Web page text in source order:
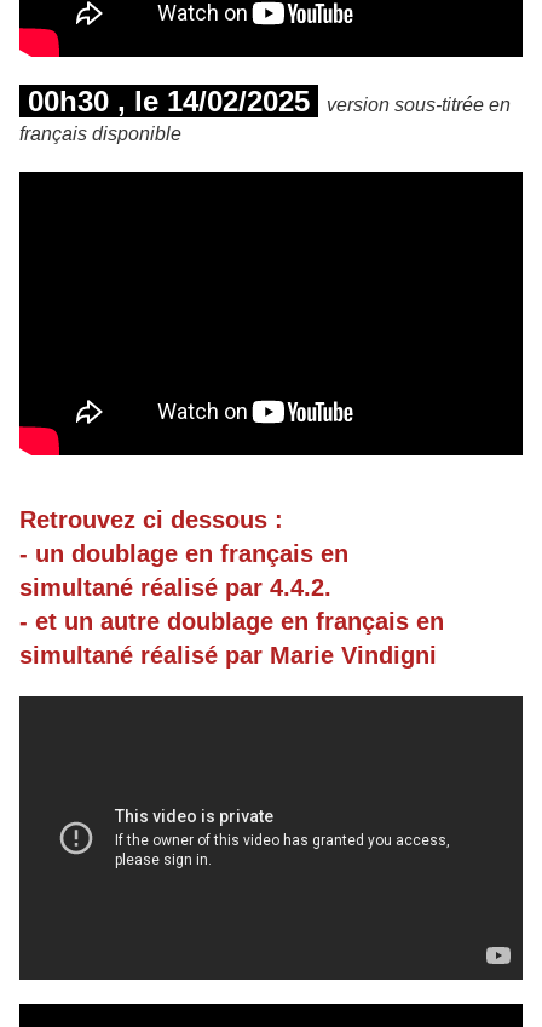
00h30 , le 14/02/2025
version sous-titrée en
français disponible
Retrouvez ci dessous :
- un doublage en français en
simultané réalisé par 4.4.2.
- et un autre doublage en français en
simultané réalisé par Marie Vindigni